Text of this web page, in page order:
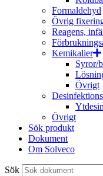
Formaldehyd
Övrig
Reagens,
Kemikalier
Syror/
Övrigt
Övrigt
Sök produkt
Dokument
Om Solveco
Sök